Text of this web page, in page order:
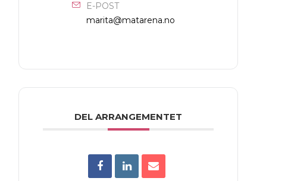
E-POST
marita@matarena.no
DEL ARRANGEMENTET